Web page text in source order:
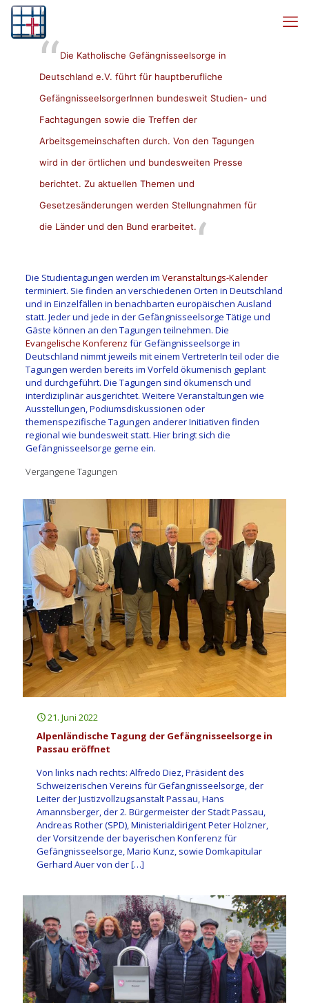
Die Katholische Gefängnisseelsorge in
Deutschland e.V. führt für hauptberufliche
GefängnisseelsorgerInnen bundesweit Studien- und
Fachtagungen sowie die Treffen der
Arbeitsgemeinschaften durch. Von den Tagungen
wird in der örtlichen und bundesweiten Presse
berichtet. Zu aktuellen Themen und
Gesetzesänderungen werden Stellungnahmen für
die Länder und den Bund erarbeitet.
Die Studientagungen werden im Veranstaltungs-Kalender
terminiert. Sie finden an verschiedenen Orten in Deutschland
und in Einzelfällen in benachbarten europäischen Ausland
statt. Jeder und jede in der Gefängnisseelsorge Tätige und
Gäste können an den Tagungen teilnehmen. Die
Evangelische Konferenz für Gefängnisseelsorge in
Deutschland nimmt jeweils mit einem VertreterIn teil oder die
Tagungen werden bereits im Vorfeld ökumenisch geplant
und durchgeführt. Die Tagungen sind ökumensch und
interdiziplinär ausgerichtet. Weitere Veranstaltungen wie
Ausstellungen, Podiumsdiskussionen oder
themenspezifische Tagungen anderer Initiativen finden
regional wie bundesweit statt. Hier bringt sich die
Gefängnisseelsorge gerne ein.
Vergangene Tagungen
21. Juni 2022
Alpenländische Tagung der Gefängnisseelsorge in
Passau eröffnet
Von links nach rechts: Alfredo Diez, Präsident des
Schweizerischen Vereins für Gefängnisseelsorge, der
Leiter der Justizvollzugsanstalt Passau, Hans
Amannsberger, der 2. Bürgermeister der Stadt Passau,
Andreas Rother (SPD), Ministerialdirigent Peter Holzner,
der Vorsitzende der bayerischen Konferenz für
Gefängnisseelsorge, Mario Kunz, sowie Domkapitular
Gerhard Auer von der[…]